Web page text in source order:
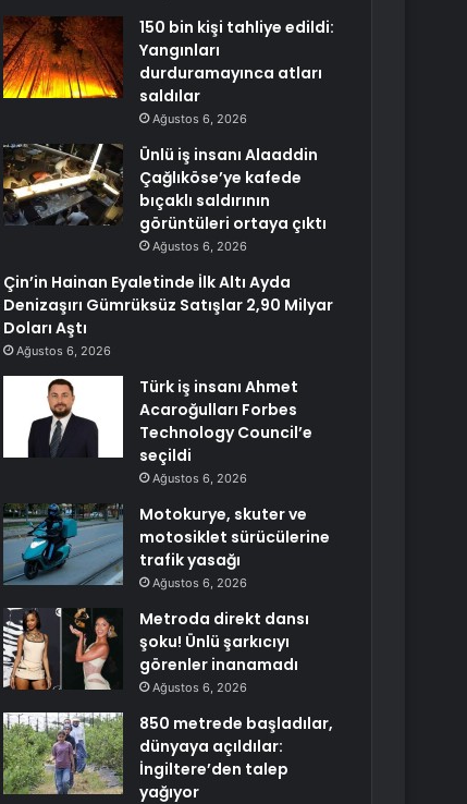
150 bin kişi tahliye edildi:
Yangınları
durduramayınca atları
saldılar
Ağustos 6, 2026
Ünlü iş insanı Alaaddin
Çağlıköse’ye kafede
bıçaklı saldırının
görüntüleri ortaya çıktı
Ağustos 6, 2026
Çin’in Hainan Eyaletinde İlk Altı Ayda
Denizaşırı Gümrüksüz Satışlar 2,90 Milyar
Doları Aştı
Ağustos 6, 2026
Türk iş insanı Ahmet
Acaroğulları Forbes
Technology Council’e
seçildi
Ağustos 6, 2026
Motokurye, skuter ve
motosiklet sürücülerine
trafik yasağı
Ağustos 6, 2026
Metroda direkt dansı
şoku! Ünlü şarkıcıyı
görenler inanamadı
Ağustos 6, 2026
850 metrede başladılar,
dünyaya açıldılar:
İngiltere’den talep
yağıyor